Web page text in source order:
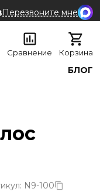
Перезвоните мне
Сравнение Корзина
БЛОГ
N9-100